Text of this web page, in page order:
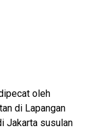
oleh
di Lapangan
Jakarta susulan